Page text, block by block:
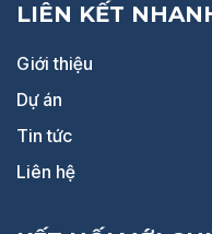
LIÊN KẾT
Giới thiệu
Dự án
Tin tức
Liên hệ